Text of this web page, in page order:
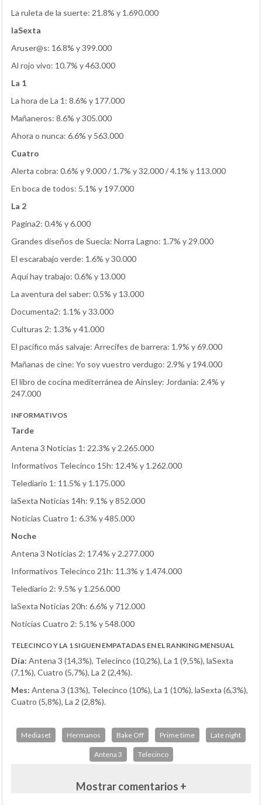
La ruleta de la suerte: 21.8% y 1.690.000
laSexta
Aruser@s: 16.8% y 399.000
Al rojo vivo: 10.7% y 463.000
La 1
La hora de La 1: 8.6% y 177.000
Mañaneros: 8.6% y 305.000
Ahora o nunca: 6.6% y 563.000
Cuatro
Alerta cobra: 0.6% y 9.000 / 1.7% y 32.000 / 4.1% y 113.000
En boca de todos: 5.1% y 197.000
La 2
Pagina2: 0.4% y 6.000
Grandes diseños de Suecia: Norra Lagno: 1.7% y 29.000
El escarabajo verde: 1.6% y 30.000
Aquí hay trabajo: 0.6% y 13.000
La aventura del saber: 0.5% y 13.000
Documenta2: 1.1% y 33.000
Culturas 2: 1.3% y 41.000
El pacífico más salvaje: Arrecifes de barrera: 1.9% y 69.000
Mañanas de cine: Yo soy vuestro verdugo: 2.9% y 194.000
El libro de cocina mediterránea de Ainsley: Jordania: 2.4% y
247.000
INFORMATIVOS
Tarde
Antena 3 Noticias 1: 22.3% y 2.265.000
Informativos Telecinco 15h: 12.4% y 1.262.000
Telediario 1: 11.5% y 1.175.000
laSexta Noticias 14h: 9.1% y 852.000
Noticias Cuatro 1: 6.3% y 485.000
Noche
Antena 3 Noticias 2: 17.4% y 2.277.000
Informativos Telecinco 21h: 11.3% y 1.474.000
Telediario 2: 9.5% y 1.256.000
laSexta Noticias 20h: 6.6% y 712.000
Noticias Cuatro 2: 5.1% y 548.000
TELECINCO Y LA 1 SIGUEN EMPATADAS EN EL RANKING MENSUAL
Día: Antena 3 (14,3%), Telecinco (10,2%), La 1 (9,5%), laSexta
(7,1%), Cuatro (5,7%), La 2 (2,4%).
Mes: Antena 3 (13%), Telecinco (10%), La 1 (10%), laSexta (6,3%),
Cuatro (5,8%), La 2 (2,8%).
Mediaset Hermanos Bake Off Prime time Late night
Antena 3 Telecinco
Mostrar comentarios +